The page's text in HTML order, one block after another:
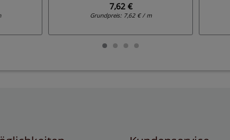
7,62 €
Grundpreis: 7,62 € / m